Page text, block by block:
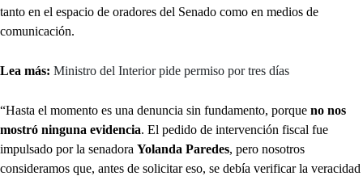
tanto en el espacio de oradores del Senado como en medios de
comunicación.
Lea más: Ministro del Interior pide permiso por tres días
“Hasta el momento es una denuncia sin fundamento, porque no nos
mostró ninguna evidencia. El pedido de intervención fiscal fue
impulsado por la senadora Yolanda Paredes, pero nosotros
consideramos que, antes de solicitar eso, se debía verificar la veracidad